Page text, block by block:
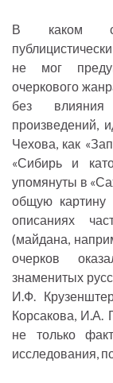
В каком
не мог
очеркового
без
произведений,
Чехова, как
«Сибирь и
упомянуты в
общую картину
описаниях
(майдана,
очерков
знаменитых
И.Ф.
Корсакова, И.А.
не только
исследования,